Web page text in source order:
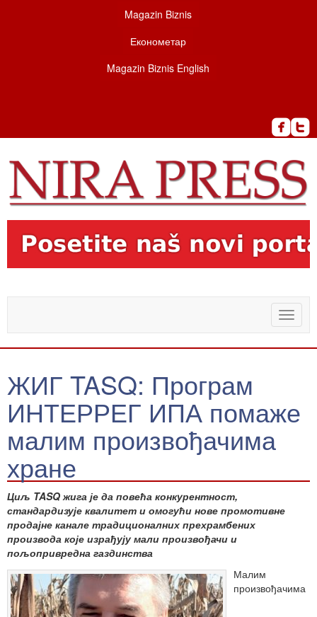
Magazin Biznis
Економетар
Magazin Biznis English
Toggle
ЖИГ TASQ: Програм
ИНТЕРРЕГ ИПА помаже
малим произвођачима
хране
Циљ TASQ жига је да повећа конкурентност,
стандардизује квалитет и омогући нове промотивне
продајне канале традиционалних прехрамбених
производа које израђују мали произвођачи и
пољопривредна газдинства
Малим
произвођачима